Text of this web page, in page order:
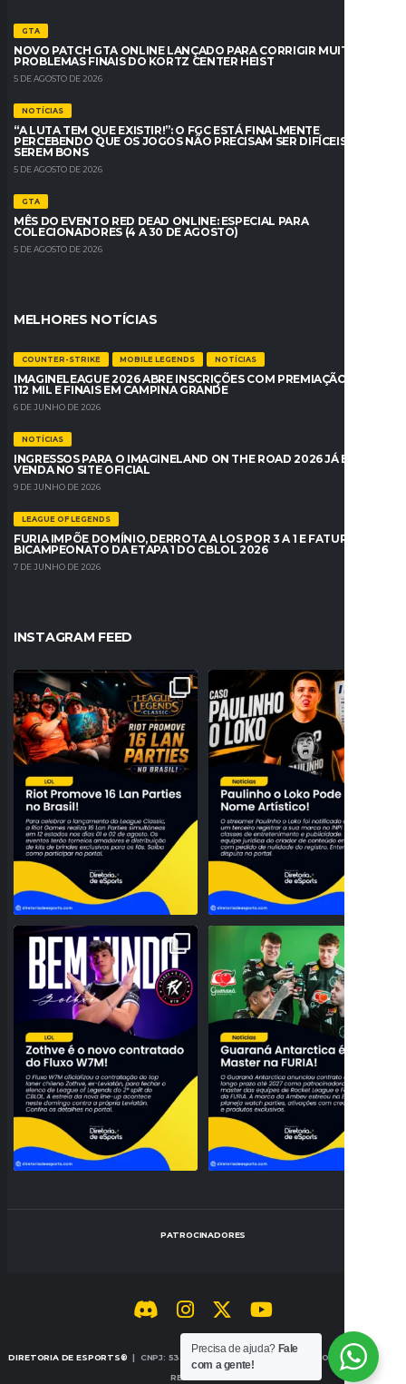
GTA
NOVO PATCH GTA ONLINE LANÇADO PARA CORRIGIR MUITOS
PROBLEMAS FINAIS DO KORTZ CENTER HEIST
5 DE AGOSTO DE 2026
NOTÍCIAS
“A LUTA TEM QUE EXISTIR!”: O FGC ESTÁ FINALMENTE
PERCEBENDO QUE OS JOGOS NÃO PRECISAM SER DIFÍCEIS PARA
SEREM BONS
5 DE AGOSTO DE 2026
GTA
MÊS DO EVENTO RED DEAD ONLINE: ESPECIAL PARA
COLECIONADORES (4 A 30 DE AGOSTO)
5 DE AGOSTO DE 2026
MELHORES NOTÍCIAS
COUNTER-STRIKE MOBILE LEGENDS NOTÍCIAS
IMAGINELEAGUE 2026 ABRE INSCRIÇÕES COM PREMIAÇÃO DE R$
112 MIL E FINAIS EM CAMPINA GRANDE
6 DE JUNHO DE 2026
NOTÍCIAS
INGRESSOS PARA O IMAGINELAND ON THE ROAD 2026 JÁ ESTÃO À
VENDA NO SITE OFICIAL
9 DE JUNHO DE 2026
LEAGUE OF LEGENDS
FURIA IMPÕE DOMÍNIO, DERROTA A LOS POR 3 A 1 E FATURA O
BICAMPEONATO DA ETAPA 1 DO CBLOL 2026
7 DE JUNHO DE 2026
INSTAGRAM FEED
A NOSTALGIA VAI DOMINAR O BRASIL!
RIOT ANUNCIA 16...
26 0
PROBLEMAS NO REGISTRO! PAULINHO
O LOKO PODE PERDER
157
NOVO TOPO NO RIFT! FLUXO W7M
ANUNCIA A CHEGADA DE
95 3
O BRASIL DOMINANDO O SERVIDOR!
GUARANÁ ANTARCTICA
42 0
PATROCINADORES
DIRETORIA DE ESPORTS® | CNPJ: 53.442.707/0001-14 | © 2026 TODOS OS DIREITOS
RESERVADOS.
Precisa de ajuda? Fale
com a gente!